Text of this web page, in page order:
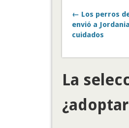
← Los perros
envió a
cuidados
La